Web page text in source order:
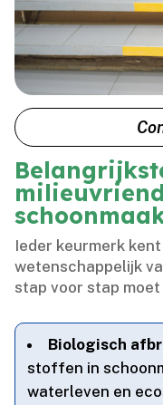
Ieder keurmerk
wetenschappelijk
stap voor stap
Biologisch
stoffen in
waterleven en